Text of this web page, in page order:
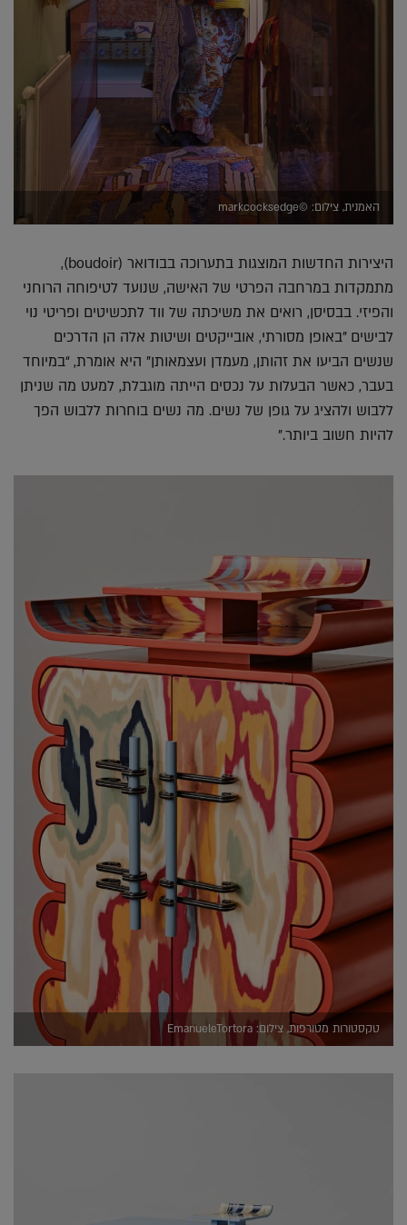
האמנית, צילום: ©markcocksedge
היצירות החדשות המוצגות בתערוכה בבודואר (boudoir),
מתמקדות במרחבה הפרטי של האישה, שנועד לטיפוחה הרוחני
והפיזי. בבסיסן, רואים את משיכתה של ווד לתכשיטים ופריטי נוי
לבישים "באופן מסורתי, אובייקטים ושיטות אלה הן הדרכים
שנשים הביעו את זהותן, מעמדן ועצמאותן" היא אומרת, “במיוחד
בעבר, כאשר הבעלות על נכסים הייתה מוגבלת, למעט מה שניתן
ללבוש ולהציג על גופן של נשים. מה נשים בוחרות ללבוש הפך
להיות חשוב ביותר."
טקסטורות מטורפות, צילום: EmanueleTortora